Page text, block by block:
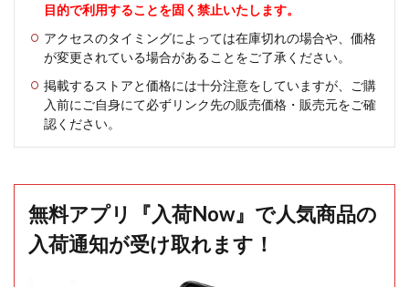
目的で利用することを固く禁止いたします。
アクセスのタイミングによっては在庫切れの場合や、価格
が変更されている場合があることをご了承ください。
掲載するストアと価格には十分注意をしていますが、ご購
入前にご自身にて必ずリンク先の販売価格・販売元をご確
認ください。
無料アプリ『入荷Now』で人気商品の
入荷通知が受け取れます！